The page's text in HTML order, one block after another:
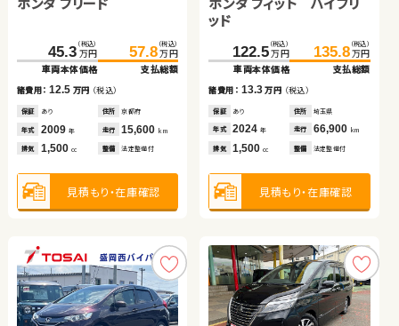
45.3 （税込）
万円
車両本体価格
57.8 （税込）
万円
支払総額
諸費用：12.5 万円 （税込）
保証 あり 住所 京都府
年式 2009 年 走行 15,600 km
排気 1,500 cc 整備 法定整備付
見積もり・在庫確認
ッド
122.5 （税込）
万円
車両本体価格
135.8 （税込）
万円
支払総額
諸費用： 13.3万円 （税込）
保証 あり 住所 埼玉県
年式 2024年 走行 66,900 km
排気 1,500cc 整備 法定整備付
見積もり・在庫確認
379.0 （税込）
万円
車両本体価格
390.7 （税込）
万円
支払総額
諸費用：11.7 万円 （税込）
保証 あり 住所 北海道
年式 2024 年 走行 13,400 km
排気 1,500 cc 整備 法定整備付
見積もり・在庫確認
111.1 （税込）
万円
車両本体価格
119.8 （税込）
万円
支払総額
諸費用： 8.7万円（税込）
保証 あり 住所 北海道
年式 2015年 走行 103,500km
排気 1,500cc 整備 法定整備付
見積もり・在庫確認
123.6 （税込）
万円
車両本体価格
139.8 （税込）
万円
支払総額
諸費用：16.2 万円 （税込）
保証 あり 住所 北海道
年式 2011 年 走行 122,200km
排気 2,400 cc 整備 法定整備付
見積もり・在庫確認
34.7 （税込）
万円
車両本体価格
39.5 （税込）
万円
支払総額
諸費用： 4.8万円（税込）
保証 なし 住所 岡山県
年式 2014年 走行 58,800 km
排気 660cc 整備 法定整備付
見積もり・在庫確認